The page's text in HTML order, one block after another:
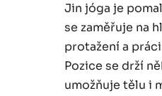
Jin jóga je
se zaměřuje na
protažení a
Pozice se drží
umožňuje tělu i